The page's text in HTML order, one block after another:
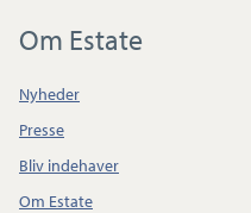
Om Estate
Nyheder
Presse
Bliv indehaver
Om Estate